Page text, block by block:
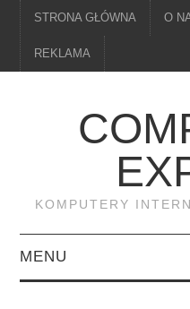
STRONA GŁÓWNA O
REKLAMA
KOMPUTERY
MENU